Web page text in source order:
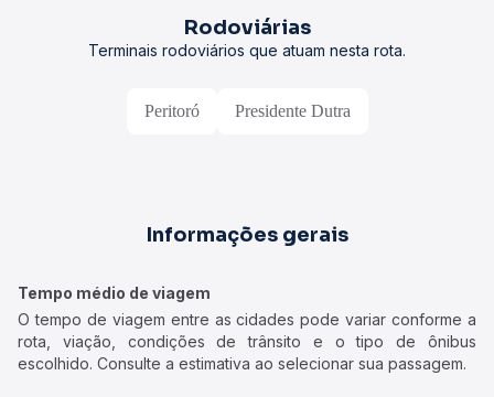
Rodoviárias
Terminais rodoviários que atuam nesta rota.
Peritoró Presidente Dutra
Informações gerais
Tempo médio de viagem
O tempo de viagem entre as cidades pode variar conforme a
rota, viação, condições de trânsito e o tipo de ônibus
escolhido. Consulte a estimativa ao selecionar sua passagem.